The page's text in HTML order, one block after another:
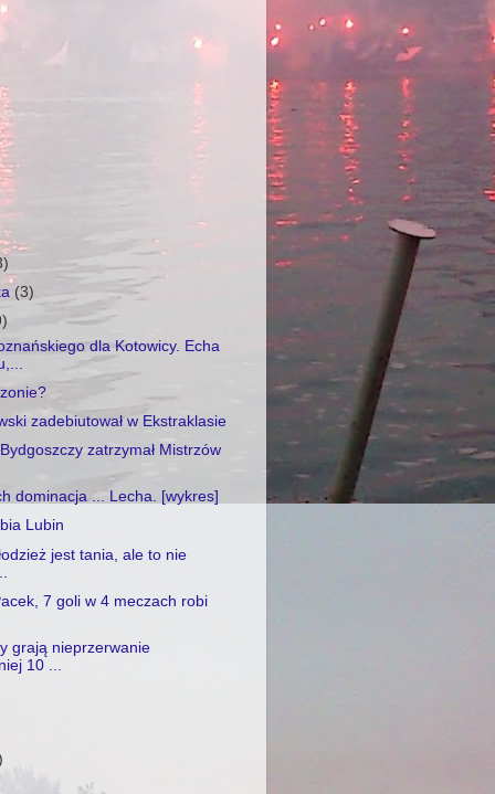
(3)
dla Kotowicy. Echa
zadebiutował w Ekstraklasie
zatrzymał Mistrzów
dominacja ... Lecha. [wykres]
Lubin
jest tania, ale to nie
7 goli w 4 meczach robi
grają nieprzerwanie
10 ...